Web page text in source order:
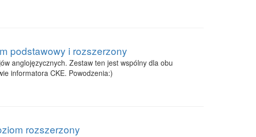
podstawowy i rozszerzony
anglojęzycznych. Zestaw ten jest wspólny dla obu
informatora CKE. Powodzenia:)
rozszerzony